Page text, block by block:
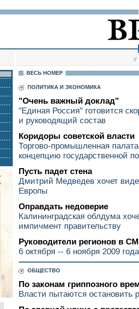
//
ВЕСЬ НОМЕР
ПОЛИТИКА И ЭКОНОМИКА
"Очень важный доклад"
"Единая Россия" готовится
и руководящий состав
Коридоры советской власти
Торгово-промышленная
концепцию государственной
Пусть падет стена
Дмитрий Медведев хочет
Европы
Оправдать недоверие
Калининградская облдума
импичмент правительству
Руководители регионов в
6 октября -- 6 ноября 2009 года
ОБЩЕСТВО
По законам гриппозного
Власти пытаются остановить